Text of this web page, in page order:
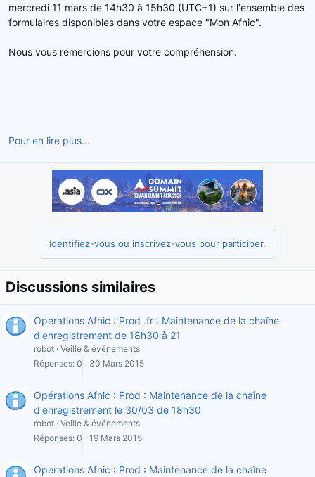
d
i
c
mercredi 11 mars de 14h30 à 15h30 (UTC+1) sur l'ensemble des
formulaires disponibles dans votre espace "Mon Afnic".
Nous vous remercions pour votre compréhension.
Pour en lire plus...
Identifiez-vous ou inscrivez-vous pour participer.
Discussions similaires
Opérations Afnic : Prod .fr : Maintenance de la chaîne
d'enregistrement de 18h30 à 21
robot Veille & événements
Réponses 0 30 Mars 2015
Opérations Afnic : Prod : Maintenance de la chaîne
d'enregistrement le 30/03 de 18h30
robot Veille & événements
Réponses 0 19 Mars 2015
Opérations Afnic : Prod : Maintenance de la chaîne